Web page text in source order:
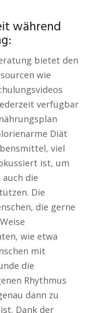
während
bietet den
wie
verfügbar
Diät
viel
ist, um
die
Die
die gerne
wie etwa
mit
die
Rhythmus
dann zu
Dank der